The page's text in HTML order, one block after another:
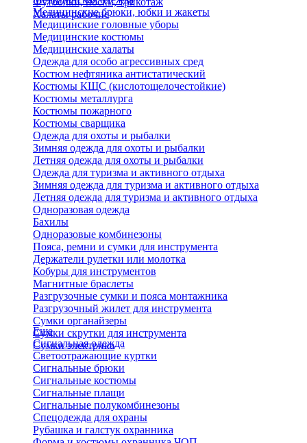
Халаты рабочие
Медицинские брюки, юбки и жакеты
Медицинские головные уборы
Медицинские костюмы
Медицинские халаты
Одежда для особо агрессивных сред
Костюм нефтяника антистатический
Костюмы КЩС (кислотощелочестойкие)
Костюмы металлурга
Костюмы пожарного
Костюмы сварщика
Одежда для охоты и рыбалки
Зимняя одежда для охоты и рыбалки
Летняя одежда для охоты и рыбалки
Одежда для туризма и активного отдыха
Зимняя одежда для туризма и активного отдыха
Летняя одежда для туризма и активного отдыха
Одноразовая одежда
Бахилы
Одноразовые комбинезоны
Пояса, ремни и сумки для инструмента
Держатели рулетки или молотка
Кобуры для инструментов
Магнитные браслеты
Разгрузочные сумки и пояса монтажника
Разгрузочный жилет для инструмента
Сумки органайзеры
Сумки скрутки для инструмента
Сумки электрика
Еще
Сигнальная одежда
Светоотражающие куртки
Сигнальные брюки
Сигнальные костюмы
Сигнальные плащи
Сигнальные полукомбинезоны
Спецодежда для охраны
Рубашка и галстук охранника